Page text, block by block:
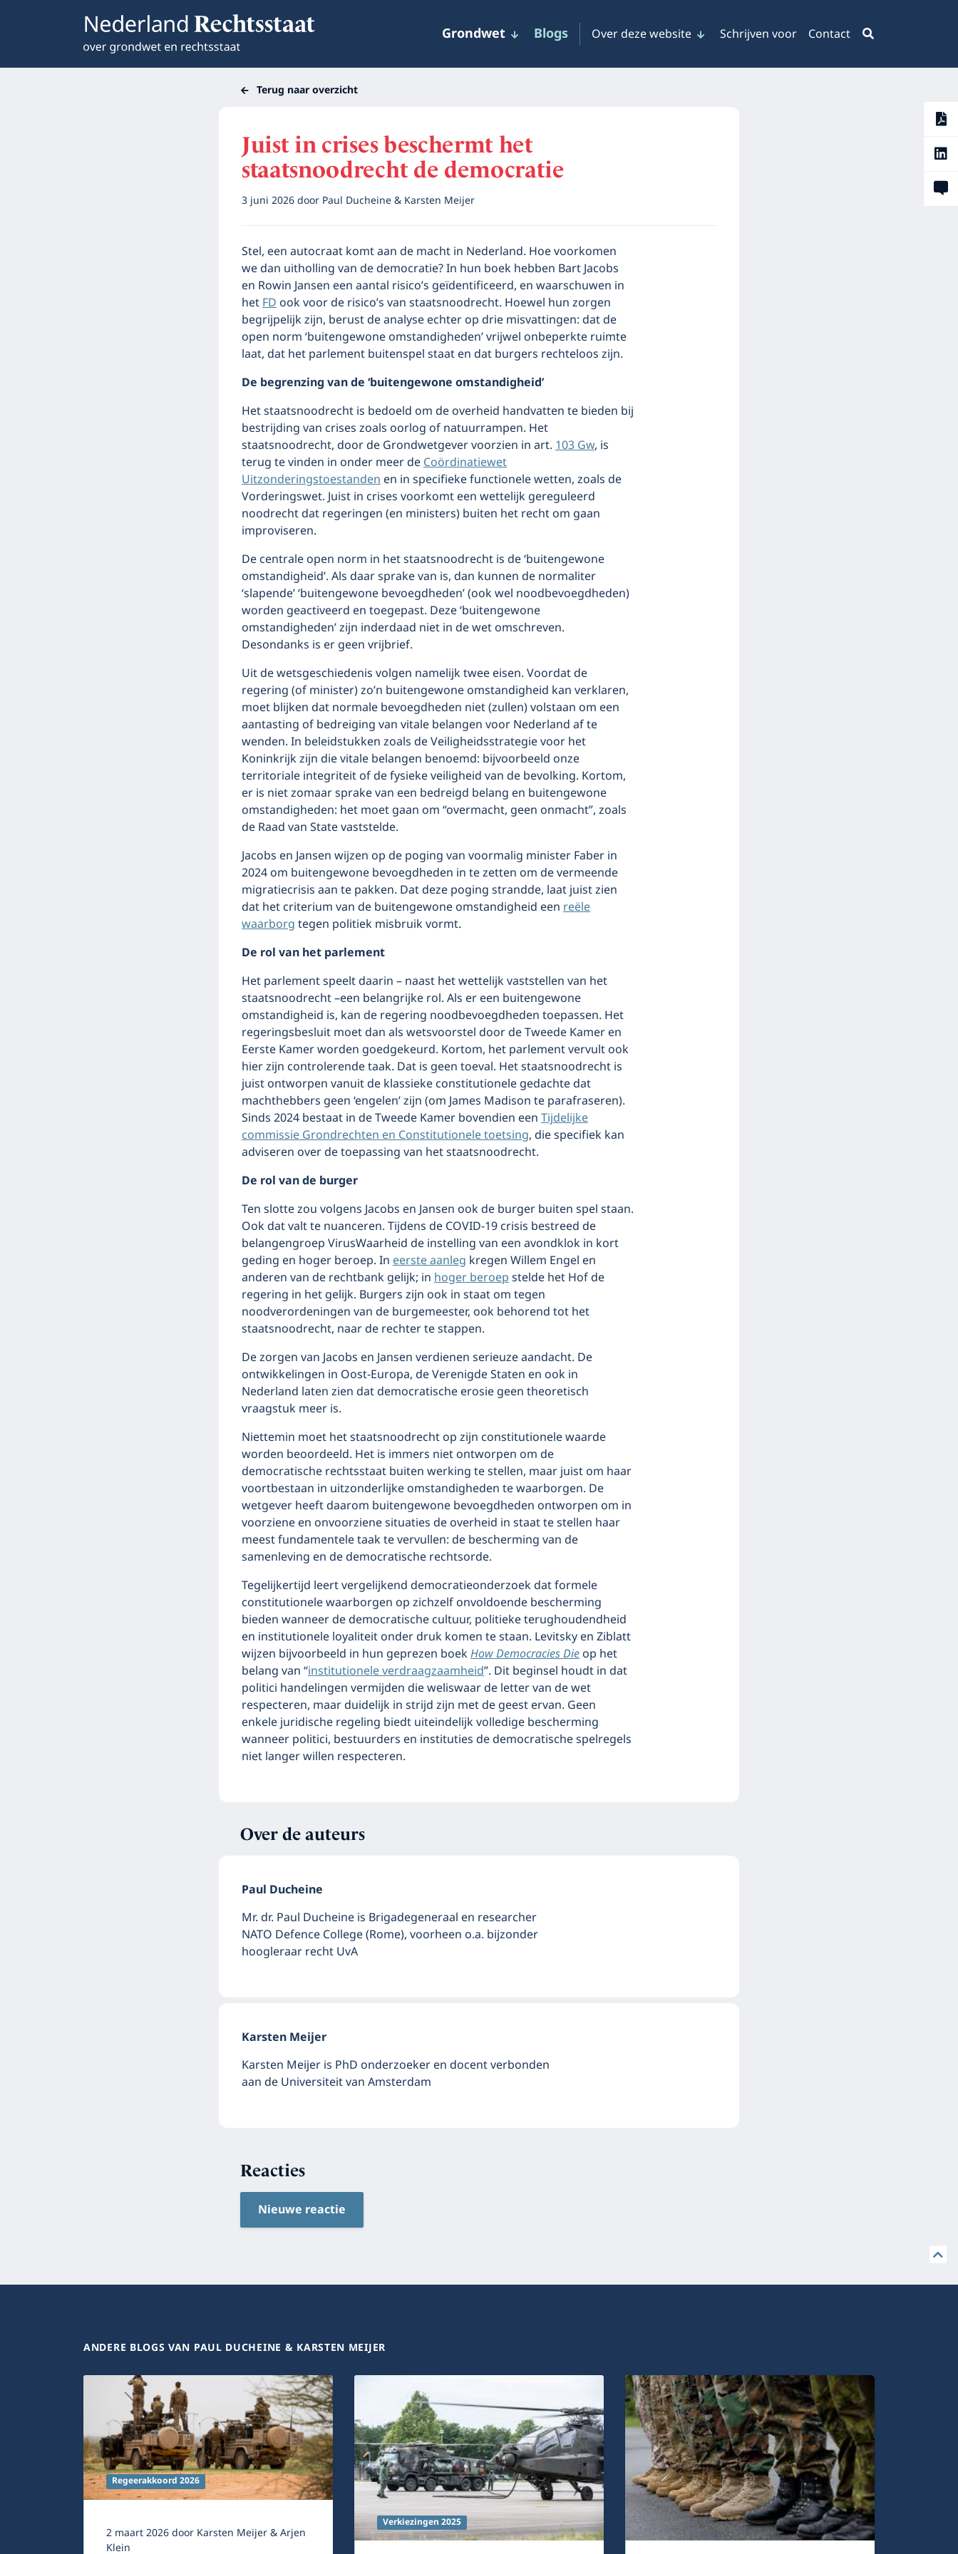
Grondwet Blogs Over deze website Schrijven voor Contact
Terug naar overzicht
Juist in crises beschermt het
staatsnoodrecht de democratie
3 juni 2026door Paul Ducheine & Karsten Meijer
Stel, een autocraat komt aan de macht in Nederland. Hoe voorkomen
we dan uitholling van de democratie? In hun boek hebben Bart Jacobs
en Rowin Jansen een aantal risico’s geïdentificeerd, en waarschuwen in
hetFDook voor de risico’s van staatsnoodrecht. Hoewel hun zorgen
begrijpelijk zijn, berust de analyse echter op drie misvattingen: dat de
open norm ‘buitengewone omstandigheden’ vrijwel onbeperkte ruimte
laat, dat het parlement buitenspel staat en dat burgers rechteloos zijn.
De begrenzing van de ‘buitengewone omstandigheid’
Het staatsnoodrecht is bedoeld om de overheid handvatten te bieden bij
bestrijding van crises zoals oorlog of natuurrampen. Het
staatsnoodrecht, door de Grondwetgever voorzien in art.103 Gw, is
terug te vinden in onder meer deCoördinatiewet
Uitzonderingstoestandenen in specifieke functionele wetten, zoals de
Vorderingswet. Juist in crises voorkomt een wettelijk gereguleerd
noodrecht dat regeringen (en ministers) buiten het recht om gaan
improviseren.
De centrale open norm in het staatsnoodrecht is de ‘buitengewone
omstandigheid’. Als daar sprake van is, dan kunnen de normaliter
‘slapende’ ‘buitengewone bevoegdheden’ (ook wel noodbevoegdheden)
worden geactiveerd en toegepast. Deze ‘buitengewone
omstandigheden’ zijn inderdaad niet in de wet omschreven.
Desondanks is er geen vrijbrief.
Uit de wetsgeschiedenis volgen namelijk twee eisen. Voordat de
regering (of minister) zo’n buitengewone omstandigheid kan verklaren,
moet blijken dat normale bevoegdheden niet (zullen) volstaan om een
aantasting of bedreiging van vitale belangen voor Nederland af te
wenden. In beleidstukken zoals de Veiligheidsstrategie voor het
Koninkrijk zijn die vitale belangen benoemd: bijvoorbeeld onze
territoriale integriteit of de fysieke veiligheid van de bevolking. Kortom,
er is niet zomaar sprake van een bedreigd belang en buitengewone
omstandigheden: het moet gaan om “overmacht, geen onmacht”, zoals
de Raad van State vaststelde.
Jacobs en Jansen wijzen op de poging van voormalig minister Faber in
2024 om buitengewone bevoegdheden in te zetten om de vermeende
migratiecrisis aan te pakken. Dat deze poging strandde, laat juist zien
dat het criterium van de buitengewone omstandigheid eenreële
waarborgtegen politiek misbruik vormt.
De rol van het parlement
Het parlement speelt daarin – naast het wettelijk vaststellen van het
staatsnoodrecht –een belangrijke rol. Als er een buitengewone
omstandigheid is, kan de regering noodbevoegdheden toepassen. Het
regeringsbesluit moet dan als wetsvoorstel door de Tweede Kamer en
Eerste Kamer worden goedgekeurd. Kortom, het parlement vervult ook
hier zijn controlerende taak. Dat is geen toeval. Het staatsnoodrecht is
juist ontworpen vanuit de klassieke constitutionele gedachte dat
machthebbers geen ‘engelen’ zijn (om James Madison te parafraseren).
Sinds 2024 bestaat in de Tweede Kamer bovendien eenTijdelijke
commissie Grondrechten en Constitutionele toetsing, die specifiek kan
adviseren over de toepassing van het staatsnoodrecht.
De rol van de burger
Ten slotte zou volgens Jacobs en Jansen ook de burger buiten spel staan.
Ook dat valt te nuanceren. Tijdens de COVID-19 crisis bestreed de
belangengroep VirusWaarheid de instelling van een avondklok in kort
geding en hoger beroep. Ineerste aanleg kregen Willem Engel en
anderen van de rechtbank gelijk; inhoger beroepstelde het Hof de
regering in het gelijk. Burgers zijn ook in staat om tegen
noodverordeningen van de burgemeester, ook behorend tot het
staatsnoodrecht, naar de rechter te stappen.
De zorgen van Jacobs en Jansen verdienen serieuze aandacht. De
ontwikkelingen in Oost-Europa, de Verenigde Staten en ook in
Nederland laten zien dat democratische erosie geen theoretisch
vraagstuk meer is.
Niettemin moet het staatsnoodrecht op zijn constitutionele waarde
worden beoordeeld. Het is immers niet ontworpen om de
democratische rechtsstaat buiten werking te stellen, maar juist om haar
voortbestaan in uitzonderlijke omstandigheden te waarborgen. De
wetgever heeft daarom buitengewone bevoegdheden ontworpen om in
voorziene en onvoorziene situaties de overheid in staat te stellen haar
meest fundamentele taak te vervullen: de bescherming van de
samenleving en de democratische rechtsorde.
Tegelijkertijd leert vergelijkend democratieonderzoek dat formele
constitutionele waarborgen op zichzelf onvoldoende bescherming
bieden wanneer de democratische cultuur, politieke terughoudendheid
en institutionele loyaliteit onder druk komen te staan. Levitsky en Ziblatt
wijzen bijvoorbeeld in hun geprezen boekHow Democracies Dieop het
belang van “institutionele verdraagzaamheid”. Dit beginsel houdt in dat
politici handelingen vermijden die weliswaar de letter van de wet
respecteren, maar duidelijk in strijd zijn met de geest ervan. Geen
enkele juridische regeling biedt uiteindelijk volledige bescherming
wanneer politici, bestuurders en instituties de democratische spelregels
niet langer willen respecteren.
Over de auteurs
Paul Ducheine
Mr. dr. Paul Ducheine is Brigadegeneraal en researcher
NATO Defence College (Rome), voorheen o.a. bijzonder
hoogleraar recht UvA
Karsten Meijer
Karsten Meijer is PhD onderzoeker en docent verbonden
aan de Universiteit van Amsterdam
Reacties
Nieuwe reactie
ANDERE BLOGS VAN PAUL DUCHEINE & KARSTEN MEIJER
Regeerakkoord 2026
2 maart 2026door Karsten Meijer & Arjen
Klein
Verkiezingen 2025